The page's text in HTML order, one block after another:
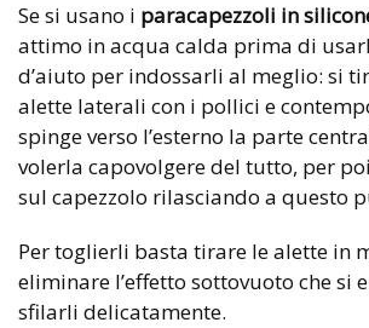
Se si usano i paracapezzoli in
attimo in acqua calda prima di
d’aiuto per indossarli al meglio: si
alette laterali con i pollici e
spinge verso l’esterno la parte
volerla capovolgere del tutto, per
sul capezzolo rilasciando a questo
Per toglierli basta tirare le alette in
eliminare l’effetto sottovuoto che si
sfilarli delicatamente.